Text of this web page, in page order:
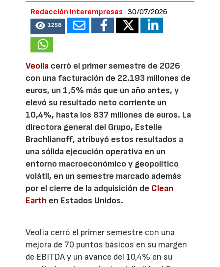
Redacción Interempresas 30/07/2026
1258
Veolia cerró el primer semestre de 2026
con una facturación de 22.193 millones de
euros, un 1,5% más que un año antes, y
elevó su resultado neto corriente un
10,4%, hasta los 837 millones de euros. La
directora general del Grupo, Estelle
Brachlianoff, atribuyó estos resultados a
una sólida ejecución operativa en un
entorno macroeconómico y geopolítico
volátil, en un semestre marcado además
por el cierre de la adquisición de Clean
Earth en Estados Unidos.
Veolia cerró el primer semestre con una
mejora de 70 puntos básicos en su margen
de EBITDA y un avance del 10,4% en su